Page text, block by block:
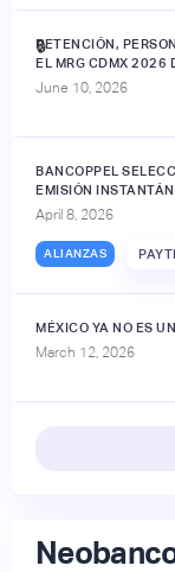
RETENCIÓN,
EL MRG CDMX 2026
June 10, 2026
🔒
BANCOPPEL
EMISIÓN
April 8, 2026
ALIANZAS
MÉXICO YA NO ES
March 12, 2026